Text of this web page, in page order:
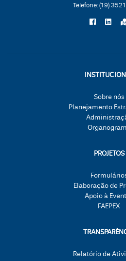
Telefone: (19)
Sobre nós
Planejamento
PROJETOS
Elaboração de
Apoio à
FAEPEX
Relatório de